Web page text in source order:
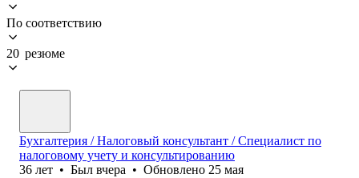
По соответствию
20 резюме
Бухгалтерия / Налоговый консультант / Специалист по
налоговому учету и консультированию
36 лет • Был вчера • Обновлено 25 мая